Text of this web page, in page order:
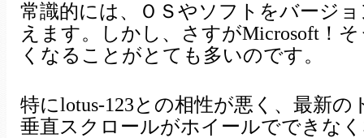
常識的には、ＯＳやソフトをバージ
えます。しかし、さすがMicrosoft！
くなることがとても多いのです。
特にlotus-123との相性が悪く、最新
垂直スクロールがホイールでできな